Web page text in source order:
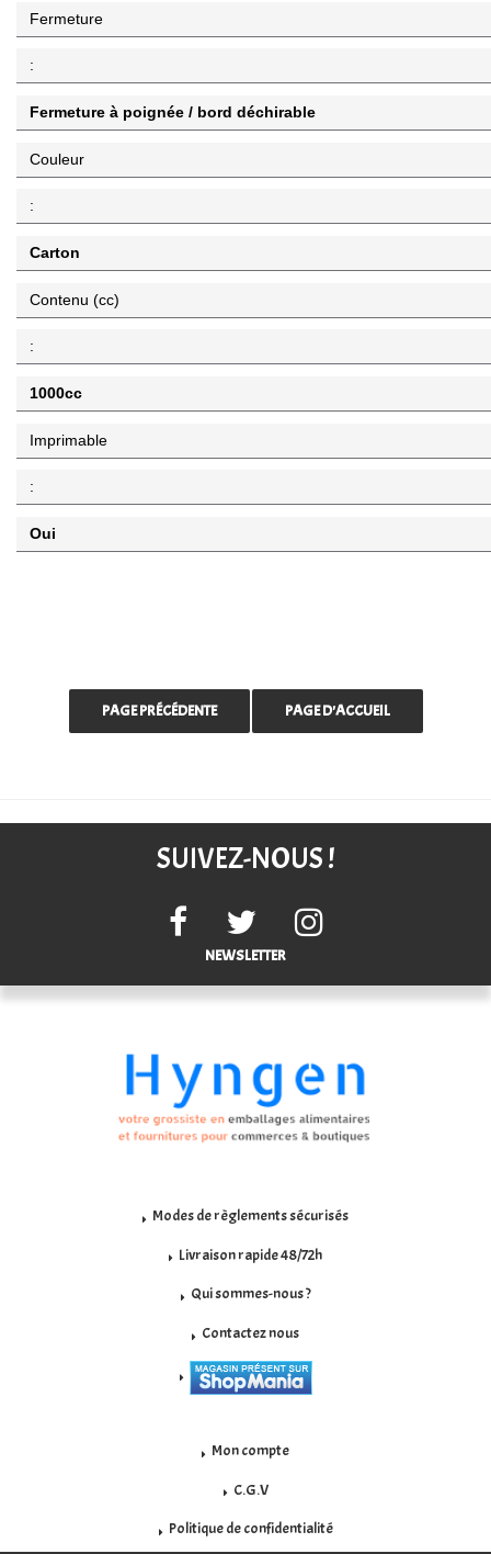
Fermeture
:
Fermeture à poignée / bord déchirable
Couleur
:
Carton
Contenu (cc)
:
1000cc
Imprimable
:
Oui
SUIVEZ-NOUS !
NEWSLETTER
Modes de règlements sécurisés
Livraison rapide 48/72h
Qui sommes-nous ?
Contactez nous
Mon compte
C.G.V
Politique de confidentialité